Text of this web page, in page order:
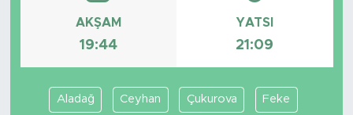
AKŞAM
19:44
YATSI
21:09
Aladağ Ceyhan Çukurova Feke